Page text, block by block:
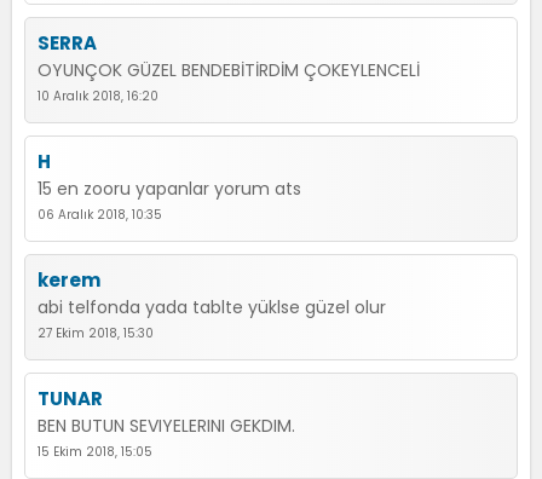
SERRA
OYUNÇOK GÜZEL BENDEBİTİRDİM ÇOKEYLENCELİ
10 Aralık 2018, 16:20
H
15 en zooru yapanlar yorum ats
06 Aralık 2018, 10:35
kerem
abi telfonda yada tablte yüklse güzel olur
27 Ekim 2018, 15:30
TUNAR
BEN BUTUN SEVIYELERINI GEKDIM.
15 Ekim 2018, 15:05